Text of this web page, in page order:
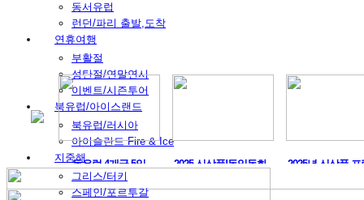
동서유럽
런던/파리 출발,도착
연휴여행
부활절
성탄절/연말연시
이벤트/시즌투어
북유럽/아이스랜드
북유럽/러시아
아이슬란드 Fire & Ice
지중해
그리스/터키
스페인/포르투갈
2025 신상품!독일
퓌센, 잘츠캄머구트,.. 동유럽 4개국 5일